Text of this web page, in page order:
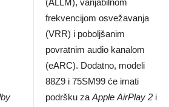
(ALLM), varijabilnom
frekvencijom osvežavanja
(VRR) i poboljšanim
povratnim audio kanalom
(eARC). Dodatno, modeli
88Z9 i 75SM99 će imati
podršku za Apple AirPlay 2 i